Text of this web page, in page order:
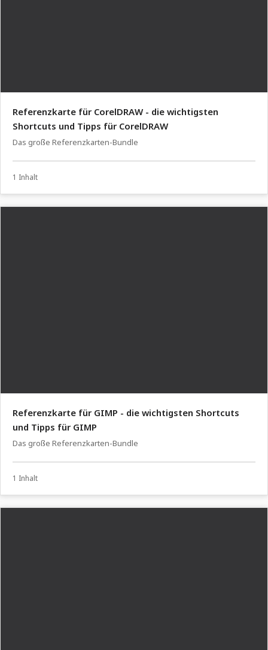
Referenzkarte für CorelDRAW - die wichtigsten
Shortcuts und Tipps für CorelDRAW
Das große Referenzkarten-Bundle
1 Inhalt
Referenzkarte für GIMP - die wichtigsten Shortcuts
und Tipps für GIMP
Das große Referenzkarten-Bundle
1 Inhalt